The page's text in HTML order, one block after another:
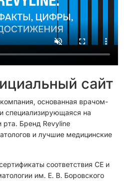
сайт
основанная врачом-
специализирующаяся на
рта. Бренд Revyline
и лучшие медицинские
соответствия CЕ и
им. Е. В. Боровского